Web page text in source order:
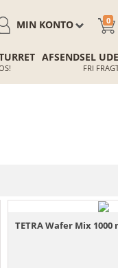
0
MIN KONTO
AFSENDSEL
FRI
TETRA Wafer Mix 1000